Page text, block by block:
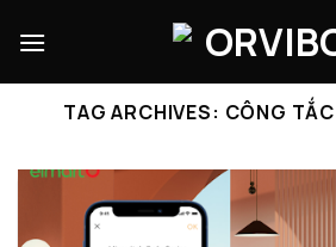
TAG ARCHIVES: CÔNG